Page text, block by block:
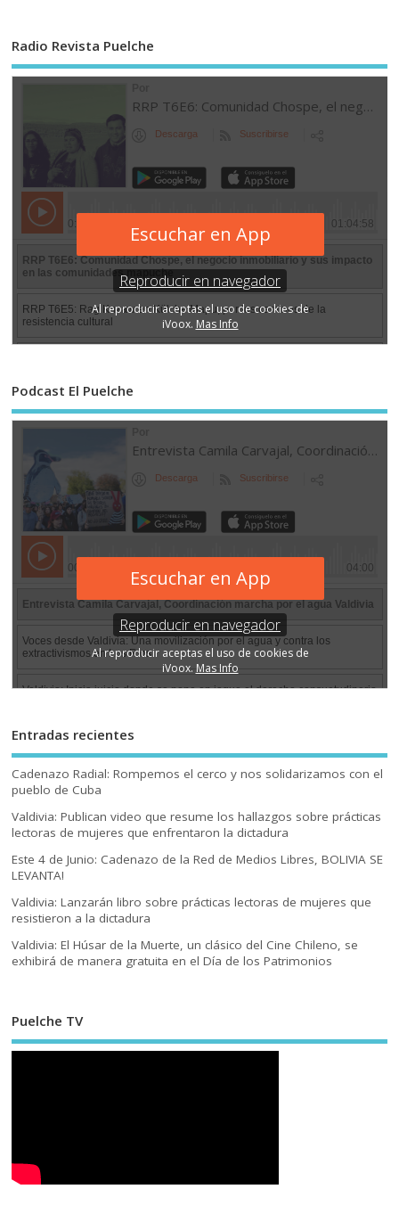
Radio Revista Puelche
Podcast El Puelche
Entradas recientes
Cadenazo Radial: Rompemos el cerco y nos solidarizamos con el
pueblo de Cuba
Valdivia: Publican video que resume los hallazgos sobre prácticas
lectoras de mujeres que enfrentaron la dictadura
Este 4 de Junio: Cadenazo de la Red de Medios Libres, BOLIVIA SE
LEVANTA!
Valdivia: Lanzarán libro sobre prácticas lectoras de mujeres que
resistieron a la dictadura
Valdivia: El Húsar de la Muerte, un clásico del Cine Chileno, se
exhibirá de manera gratuita en el Día de los Patrimonios
Puelche TV